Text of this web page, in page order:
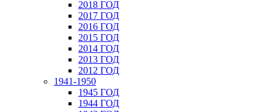
2018 ГОД
2017 ГОД
2016 ГОД
2015 ГОД
2014 ГОД
2013 ГОД
2012 ГОД
1941-1950
1945 ГОД
1944 ГОД